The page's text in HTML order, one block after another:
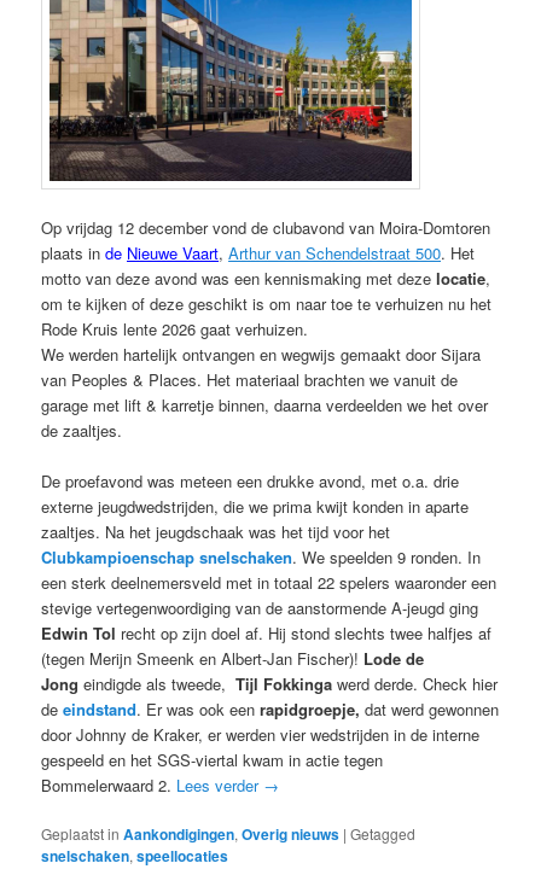
Op vrijdag 12 december vond de clubavond van Moira-Domtoren
plaats inde Nieuwe Vaart,Arthur van Schendelstraat 500. Het
motto van deze avond was een kennismaking met dezelocatie,
om te kijken of deze geschikt is om naar toe te verhuizen nu het
Rode Kruis lente 2026 gaat verhuizen.
We werden hartelijk ontvangen en wegwijs gemaakt door Sijara
van Peoples & Places. Het materiaal brachten we vanuit de
garage met lift & karretje binnen, daarna verdeelden we het over
de zaaltjes.
De proefavond was meteen een drukke avond, met o.a. drie
externe jeugdwedstrijden, die we prima kwijt konden in aparte
zaaltjes. Na het jeugdschaak was het tijd voor het
Clubkampioenschap snelschaken. We speelden 9 ronden. In
een sterk deelnemersveld met in totaal 22 spelers waaronder een
stevige vertegenwoordiging van de aanstormende A-jeugd ging
Edwin Tol recht op zijn doel af. Hij stond slechts twee halfjes af
(tegen Merijn Smeenk en Albert-Jan Fischer)! Lode de
Jong eindigde als tweede,Tijl Fokkinga werd derde. Check hier
deeindstand. Er was ook eenrapidgroepje,dat werd gewonnen
door Johnny de Kraker, er werden vier wedstrijden in de interne
gespeeld en het SGS-viertal kwam in actie tegen
Bommelerwaard 2. Lees verder →
Geplaatst in Aankondigingen,Overig nieuws |Getagged
snelschaken,speellocaties